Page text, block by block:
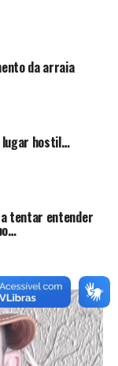
da arraia
lugar hostil…
tentar entender